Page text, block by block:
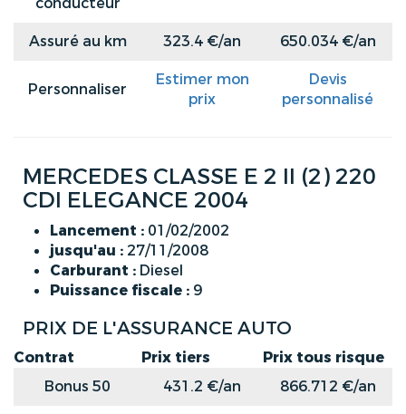
Assuré au km 323.4 €/an 650.034 €/an
Personnaliser
Estimer mon
prix
Devis
personnalisé
MERCEDES CLASSE E 2 II (2) 220
CDI ELEGANCE 2004
Lancement : 01/02/2002
jusqu'au : 27/11/2008
Carburant : Diesel
Puissance fiscale : 9
PRIX DE L'ASSURANCE AUTO
Contrat Prix tiers
Prix tous risque
Bonus 50
431.2 €/an
866.712 €/an